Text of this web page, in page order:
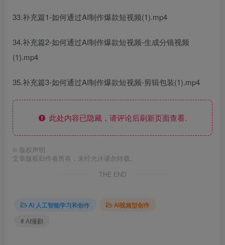
33.补充篇1-如何通过AI制作爆款短视频(1).mp4
34.补充篇2-如何通过AI制作爆款短视频-生成分镜视频
(1).mp4
35.补充篇3-如何通过AI制作爆款短视频-剪辑包装(1).mp4
此处内容已隐藏，请评论后刷新页面查看.
© 版权声明
文章版权归作者所有，未经允许请勿转载。
THE END
AI 人工智能学习和创作
AI视频型创作
# AI漫剧